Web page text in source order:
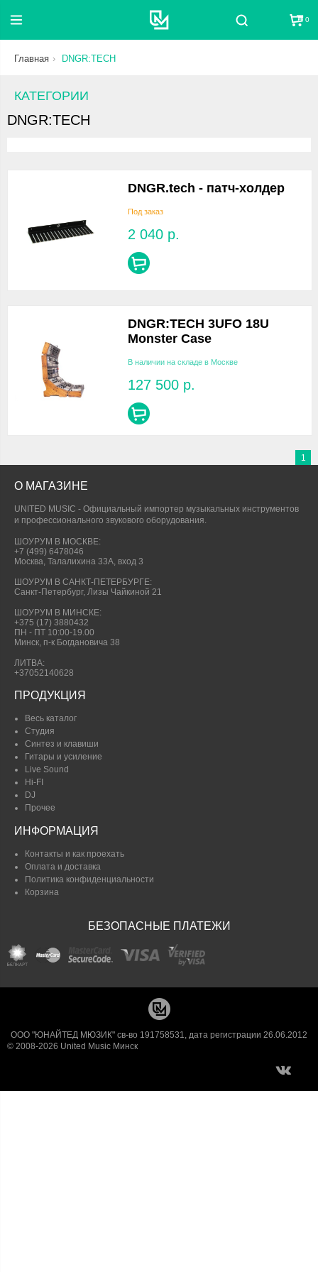
Поиск 0
Главная DNGR:TECH
КАТЕГОРИИ
DNGR:TECH
DNGR.tech - патч-холдер
Под заказ
2 040 р.
DNGR:TECH 3UFO 18U
Monster Case
В наличии на складе в Москве
127 500 р.
1
О МАГАЗИНЕ
UNITED MUSIC - Официальный импортер музыкальных инструментов
и профессионального звукового оборудования.
ШОУРУМ В МОСКВЕ:
+7 (499) 6478046
Москва, Талалихина 33А, вход 3
ШОУРУМ В САНКТ-ПЕТЕРБУРГЕ:
Санкт-Петербург, Лизы Чайкиной 21
ШОУРУМ В МИНСКЕ:
+375 (17) 3880432
ПН - ПТ 10:00-19.00
Минск, п-к Богдановича 38
ЛИТВА:
+37052140628
ПРОДУКЦИЯ
Весь каталог
Студия
Синтез и клавиши
Гитары и усиление
Live Sound
Hi-FI
DJ
Прочее
ИНФОРМАЦИЯ
Контакты и как проехать
Оплата и доставка
Политика конфиденциальности
Корзина
БЕЗОПАСНЫЕ ПЛАТЕЖИ
ООО "ЮНАЙТЕД МЮЗИК" св-во 191758531, дата регистрации 26.06.2012
© 2008-2026 United Music Минск